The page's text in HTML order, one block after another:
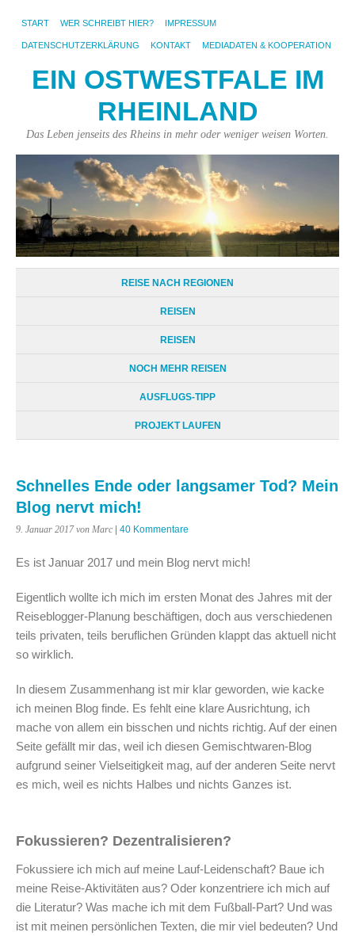
START WER SCHREIBT HIER? IMPRESSUM
DATENSCHUTZERKLÄRUNG KONTAKT MEDIADATEN & KOOPERATION
EIN OSTWESTFALE IM
RHEINLAND
Das Leben jenseits des Rheins in mehr oder weniger weisen Worten.
REISE NACH REGIONEN
REISEN
REISEN
NOCH MEHR REISEN
AUSFLUGS-TIPP
PROJEKT LAUFEN
Schnelles Ende oder langsamer Tod? Mein
Blog nervt mich!
9. Januar 2017 von Marc | 40 Kommentare
Es ist Januar 2017 und mein Blog nervt mich!
Eigentlich wollte ich mich im ersten Monat des Jahres mit der
Reiseblogger-Planung beschäftigen, doch aus verschiedenen
teils privaten, teils beruflichen Gründen klappt das aktuell nicht
so wirklich.
In diesem Zusammenhang ist mir klar geworden, wie kacke
ich meinen Blog finde. Es fehlt eine klare Ausrichtung, ich
mache von allem ein bisschen und nichts richtig. Auf der einen
Seite gefällt mir das, weil ich diesen Gemischtwaren-Blog
aufgrund seiner Vielseitigkeit mag, auf der anderen Seite nervt
es mich, weil es nichts Halbes und nichts Ganzes ist.
Fokussieren? Dezentralisieren?
Fokussiere ich mich auf meine Lauf-Leidenschaft? Baue ich
meine Reise-Aktivitäten aus? Oder konzentriere ich mich auf
die Literatur? Was mache ich mit dem Fußball-Part? Und was
ist mit meinen persönlichen Texten, die mir viel bedeuten? Und